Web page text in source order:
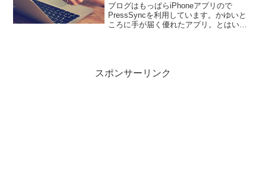
ブログはもっぱらiPhoneアプリので
PressSyncを利用しています。かゆいと
ころに手が届く優れたアプリ。とはいえ
スポンサーリンク